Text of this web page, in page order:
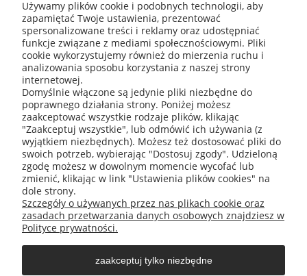
System do e-mail marketingu osadza na
naszej Stronie pliki cookies służące do
wyświetlania formularzy subskrypcji oraz do
mierzenia skuteczności tych formularzy
(współczynnik konwersji).
O nas
Obsługa klienta
Pomoc
Używamy plików cookie i podobnych technologii, aby
zapamiętać Twoje ustawienia, prezentować
spersonalizowane treści i reklamy oraz udostępniać
funkcje związane z mediami społecznościowymi. Pliki
cookie wykorzystujemy również do mierzenia ruchu i
analizowania sposobu korzystania z naszej strony
internetowej.
Domyślnie włączone są jedynie pliki niezbędne do
poprawnego działania strony. Poniżej możesz
zaakceptować wszystkie rodzaje plików, klikając
"Zaakceptuj wszystkie", lub odmówić ich używania (z
wyjątkiem niezbędnych). Możesz też dostosować pliki do
swoich potrzeb, wybierając "Dostosuj zgody". Udzieloną
zgodę możesz w dowolnym momencie wycofać lub
zmienić, klikając w link "Ustawienia plików cookies" na
dole strony.
Szczegóły o używanych przez nas plikach cookie oraz
zasadach przetwarzania danych osobowych znajdziesz w
Polityce prywatności.
zaakceptuj tylko niezbędne